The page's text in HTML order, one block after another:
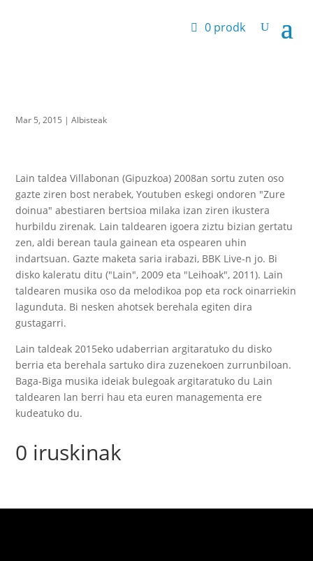
0 prodk
Mar 5, 2015 |Albisteak
Lain taldea Villabonan (Gipuzkoa) 2008an sortu zuten oso
gazte ziren bost nerabek, Youtuben eskegi ondoren "Zure
doinua" abestiaren bertsioa milaka izan ziren ikustera
hurbildu zirenak. Lain taldearen igoera ziztu bizian gertatu
zen, aldi berean taula gainean eta ospearen uhin
indartsuan. Gazte maketa saria irabazi, BBK Live-n jo. Bi
disko kaleratu ditu ("Lain", 2009 eta "Leihoak", 2011). Lain
taldearen musika oso da melodikoa pop eta rock oinarriekin
lagunduta. Bi nesken ahotsek berehala egiten dira
gustagarri.
Lain taldeak 2015eko udaberrian argitaratuko du disko
berria eta berehala sartuko dira zuzenekoen zurrunbiloan.
Baga-Biga musika ideiak bulegoak argitaratuko du Lain
taldearen lan berri hau eta euren managementa ere
kudeatuko du.
0 iruskinak